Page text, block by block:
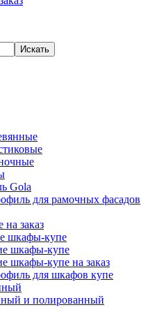
Искать
Gola
для рамочных фасадов
заказ
шкафы-купе
шкафы-купе
шкафы-купе на заказ
для шкафов купе
и полированный